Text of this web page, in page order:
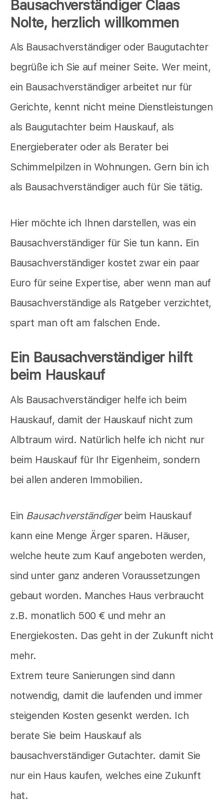
Bausachverständiger Claas
Nolte, herzlich willkommen
Als Bausachverständiger oder Baugutachter
begrüße ich Sie auf meiner Seite. Wer meint,
ein Bausachverständiger arbeitet nur für
Gerichte, kennt nicht meine Dienstleistungen
als Baugutachter beim Hauskauf, als
Energieberater oder als Berater bei
Schimmelpilzen in Wohnungen. Gern bin ich
als Bausachverständiger auch für Sie tätig.
Hier möchte ich Ihnen darstellen, was ein
Bausachverständiger für Sie tun kann. Ein
Bausachverständiger kostet zwar ein paar
Euro für seine Expertise, aber wenn man auf
Bausachverständige als Ratgeber verzichtet,
spart man oft am falschen Ende.
Ein Bausachverständigerhilft
beim Hauskauf
Als Bausachverständiger helfe ich beim
Hauskauf, damit der Hauskauf nicht zum
Albtraum wird. Natürlich helfe ich nicht nur
beim Hauskauf für Ihr Eigenheim, sondern
bei allen anderen Immobilien.
Ein Bausachverständigerbeim Hauskauf
kann eine Menge Ärger sparen. Häuser,
welche heute zum Kauf angeboten werden,
sind unter ganz anderen Voraussetzungen
gebaut worden. Manches Haus verbraucht
z.B. monatlich 500 € und mehr an
Energiekosten. Das geht in der Zukunft nicht
mehr.
Extrem teure Sanierungen sind dann
notwendig, damit die laufenden und immer
steigenden Kosten gesenkt werden. Ich
berate Sie beim Hauskauf als
bausachverständiger Gutachter. damit Sie
nur ein Haus kaufen, welches eine Zukunft
hat.